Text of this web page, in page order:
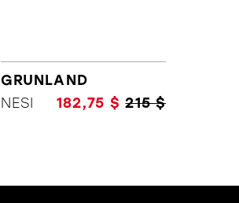
GRUNLAND
NESI
182,75 $ 215 $